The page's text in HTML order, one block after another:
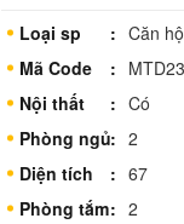
Loại sp
Căn
Mã Code
Nội thất
Có
Phòng ngủ
2
Diện tích
67
Phòng tắm
2